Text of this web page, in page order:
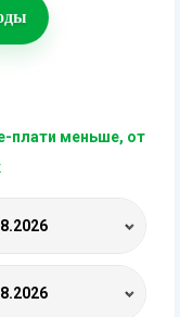
плати меньше, от